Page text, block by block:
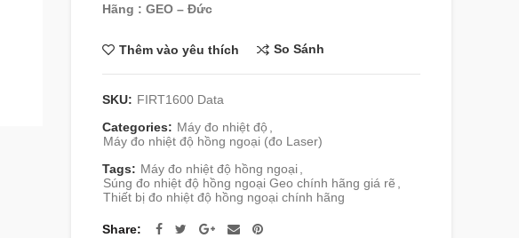
Hãng : GEO – Đức
Thêm vào yêu thích So Sánh
SKU: FIRT1600 Data
Categories: Máy đo nhiệt độ ,
Máy đo nhiệt độ hồng ngoại (đo Laser)
Tags: Máy đo nhiệt độ hồng ngoại ,
Súng đo nhiệt độ hồng ngoại Geo chính hãng giá rẽ ,
Thiết bị đo nhiệt độ hồng ngoại chính hãng
Share